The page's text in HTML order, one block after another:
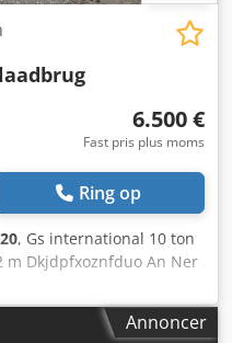
6.500 €
Fast pris plus moms
Ring op
, Gs international 10 ton
m Dkjdpfxoznfduo An Ner
brug Hvis du er
kan vi arrangere
Annoncer